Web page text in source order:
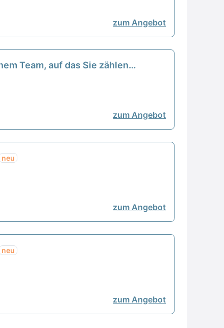
zum Angebot
Team, auf das Sie zählen
zum Angebot
neu
zum Angebot
neu
zum Angebot